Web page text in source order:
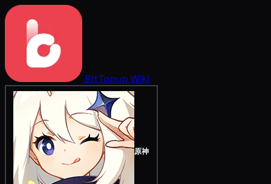
BitTopup Wiki
原神